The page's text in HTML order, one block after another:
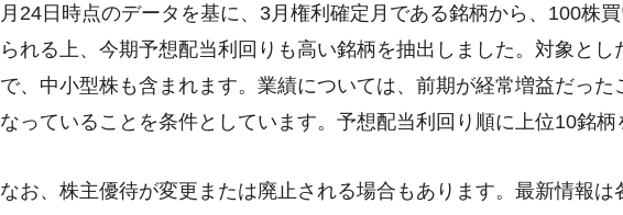
月24日時点のデータを基に、3月権利確定月である銘柄から、100株
られる上、今期予想配当利回りも高い銘柄を抽出しました。対象と
で、中小型株も含まれます。業績については、前期が経常増益だっ
なっていることを条件としています。予想配当利回り順に上位10銘柄
なお、株主優待が変更または廃止される場合もあります。最新情報